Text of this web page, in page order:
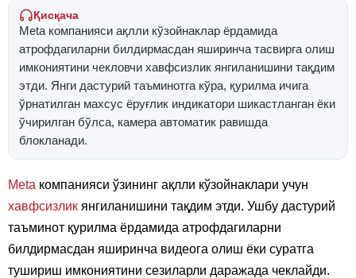
Қисқача
Meta компанияси ақлли кўзойнаклар ёрдамида
атрофдагиларни билдирмасдан яширинча тасвирга олиш
имкониятини чекловчи хавфсизлик янгиланишини тақдим
этди. Янги дастурий таъминотга кўра, қурилма ичига
ўрнатилган махсус ёруғлик индикатори шикастланган ёки
ўчирилган бўлса, камера автоматик равишда
блокланади.
Meta компанияси ўзининг ақлли кўзойнаклари учун
хавфсизлик янгиланишини тақдим этди. Ушбу дастурий
таъминот қурилма ёрдамида атрофдагиларни
билдирмасдан яширинча видеога олиш ёки суратга
тушириш имкониятини сезиларли даражада чеклайди.